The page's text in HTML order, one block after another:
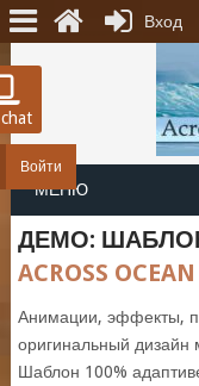
Войти
МЕНЮ
ДЕМО:
ACROSS
Анимации, эффекты,
оригинальный дизайн
Шаблон 100%
Вход